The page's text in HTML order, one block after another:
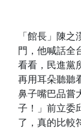
「館長」陳
門，他喊話全
看看，民進黨
再用耳朵聽聽
鼻子嘴巴品嘗
子！」前立委
了，真的比較